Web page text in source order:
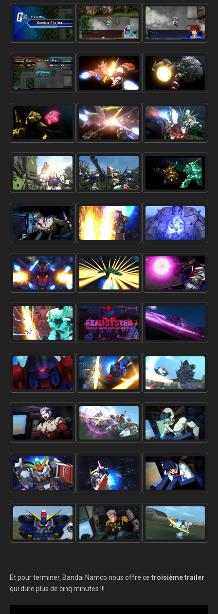
Et pour terminer, Bandai Namco nous offre ce troisième trailer
qui dure plus de cinq minutes !!!